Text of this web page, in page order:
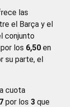
las
el Barça y el
conjunto
por los 6,50 en
su parte, el
cuota
por los 3 que